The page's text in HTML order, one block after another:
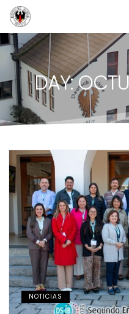
DAY:
NOTICIAS